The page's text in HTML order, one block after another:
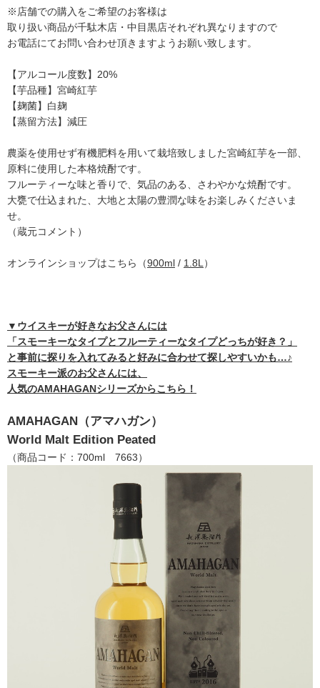
※店舗での購入をご希望のお客様は
取り扱い商品が千駄木店・中目黒店それぞれ異なりますので
お電話にてお問い合わせ頂きますようお願い致します。
【アルコール度数】20%
【芋品種】宮崎紅芋
【麹菌】白麹
【蒸留方法】減圧
農薬を使用せず有機肥料を用いて栽培致しました宮崎紅芋を一部、
原料に使用した本格焼酎です。
フルーティーな味と香りで、気品のある、さわやかな焼酎です。
大甕で仕込まれた、大地と太陽の豊潤な味をお楽しみくださいま
せ。
（蔵元コメント）
オンラインショップはこちら（900ml / 1.8L ）
▼ウイスキーが好きなお父さんには
「スモーキーなタイプとフルーティーなタイプどっちが好き？」
と事前に探りを入れてみると好みに合わせて探しやすいかも…♪
スモーキー派のお父さんには、
人気のAMAHAGANシリーズからこちら！
AMAHAGAN（アマハガン）
World Malt Edition Peated
（商品コード：700ml 7663）